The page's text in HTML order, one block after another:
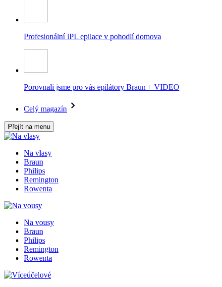
Profesionální IPL epilace v pohodlí domova
Porovnali jsme pro vás epilátory Braun + VIDEO
Celý magazín
Přejít na menu
Na vlasy
Braun
Philips
Remington
Rowenta
Na vousy
Braun
Philips
Remington
Rowenta